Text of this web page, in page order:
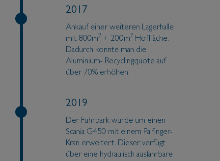
2017
Ankauf einer weiteren Lagerhalle
mit 800m2+ 200m2Hoffläche.
Dadurch konnte man die
Aluminium- Recyclingquote auf
über 70% erhöhen.
2019
Der Fuhrpark wurde um einen
Scania G450 mit einem Palfinger-
Kran erweitert. Dieser verfügt
über eine hydraulisch ausfahrbare